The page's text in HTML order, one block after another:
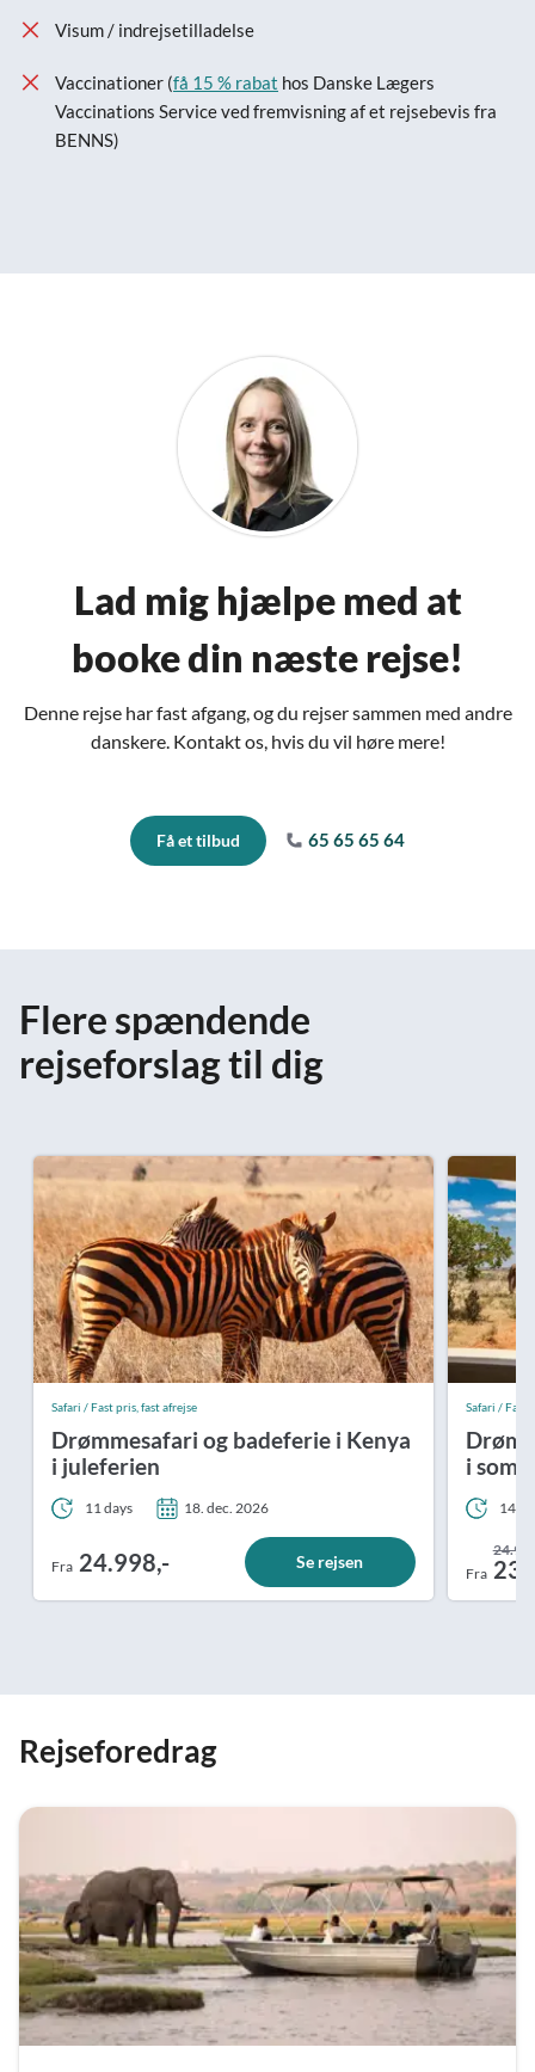
Visum / indrejsetilladelse
Vaccinationer (få 15 % rabat hos Danske Lægers
Vaccinations Service ved fremvisning af et rejsebevis fra
BENNS)
Lad mig hjælpe med at
booke din næste rejse!
Denne rejse har fast afgang, og du rejser sammen med andre
danskere. Kontakt os, hvis du vil høre mere!
Få et tilbud 65 65 65 64
Flere spændende
rejseforslag til dig
Safari / Fast pris, fast afrejse
Drømmesafari og badeferie i Kenya
i juleferien
11 days 18. dec. 2026
Fra 24.998,- Se rejsen
Safari / Fast
i
14
Fra
Rejseforedrag